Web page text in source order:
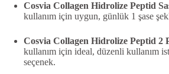
Cosvia Collagen Hidrolize Peptid
kullanım için uygun, günlük 1 şase
Cosvia Collagen Hidrolize Peptid 2
kullanım için ideal, düzenli kullanım
seçenek.